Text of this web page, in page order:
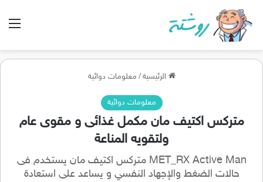
الرئيسية / معلومات دوائية
معلومات دوائية
متركس اكتيف مان مكمل غذائى و مقوى عام
ولتقويه المناعة
MET_RX Active Man متركس اكتيف مان يستخدم فى
حالات الضغط والإجهاد النفسي و يساعد على استعادة